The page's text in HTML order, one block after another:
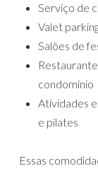
Serviço de
Valet
Salões de
condomínio
Atividades
e pilates
Essas